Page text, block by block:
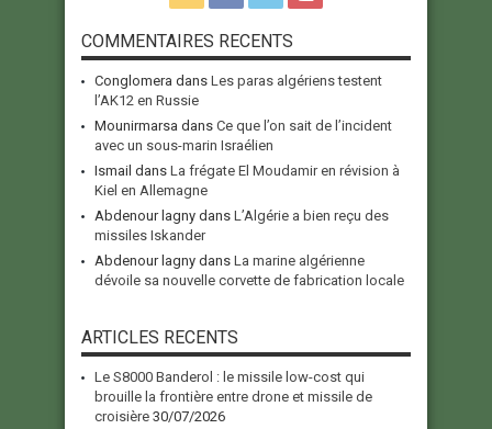
COMMENTAIRES RECENTS
Conglomera dans Les paras algériens testent
l’AK12 en Russie
Mounirmarsa dans Ce que l’on sait de l’incident
avec un sous-marin Israélien
Ismail dans La frégate El Moudamir en révision à
Kiel en Allemagne
Abdenour lagny dans L’Algérie a bien reçu des
missiles Iskander
Abdenour lagny dans La marine algérienne
dévoile sa nouvelle corvette de fabrication locale
ARTICLES RECENTS
Le S8000 Banderol : le missile low-cost qui
brouille la frontière entre drone et missile de
croisière 30/07/2026